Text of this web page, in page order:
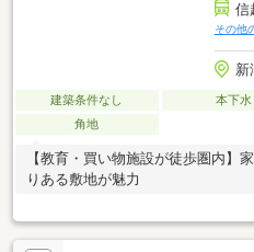
信
その他
新
建築条件なし 本下水
角地
【教育・買い物施設が徒歩圏内】
りある敷地が魅力